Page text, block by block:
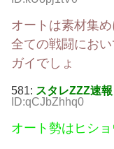
オートは素材集
全ての戦闘にお
ガイでしょ
581: スタレZZZ速報
ID:qCJbZhhq0
オート勢はヒシ